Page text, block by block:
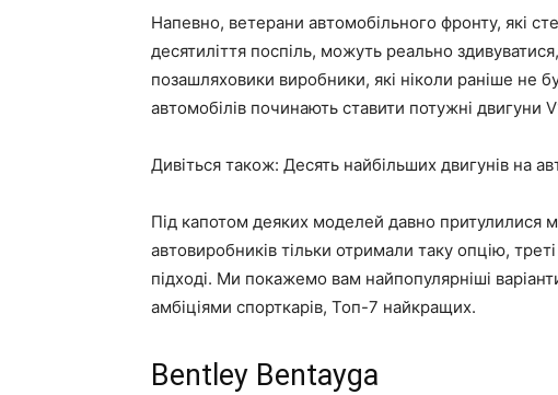
Напевно, ветерани автомобільного фронту, які
десятиліття поспіль, можуть реально
позашляховики виробники, які ніколи раніше не
автомобілів починають ставити потужні двигуни
Дивіться також: Десять найбільших двигунів на
Під капотом деяких моделей давно притулилися
автовиробників тільки отримали таку опцію,
підході. Ми покажемо вам найпопулярніші
амбіціями спорткарів, Топ-7 найкращих.
Bentley Bentayga